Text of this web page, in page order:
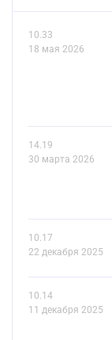
10.33
18 мая 2026
14.19
30 марта 2026
10.17
22 декабря 2025
10.14
11 декабря 2025